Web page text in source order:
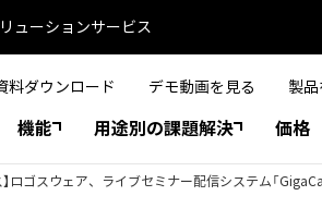
ューションサービス
料ダウンロード デモ動画を見る 製
機能 用途別の課題解決 価格
】ロゴスウェア、ライブセミナー配信システム「